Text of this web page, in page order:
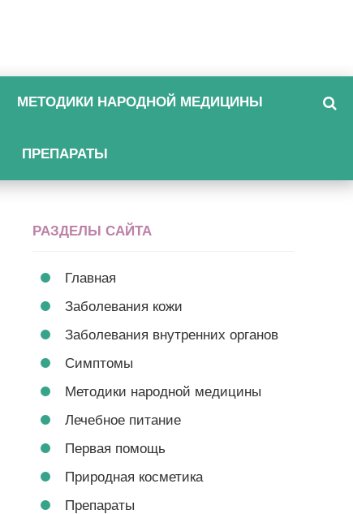
МЕТОДИКИ НАРОДНОЙ МЕДИЦИНЫ
ПРЕПАРАТЫ
РАЗДЕЛЫ САЙТА
Главная
Заболевания кожи
Заболевания внутренних органов
Симптомы
Методики народной медицины
Лечебное питание
Первая помощь
Природная косметика
Препараты